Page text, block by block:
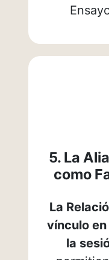
5. La
como
La
vínculo en
la